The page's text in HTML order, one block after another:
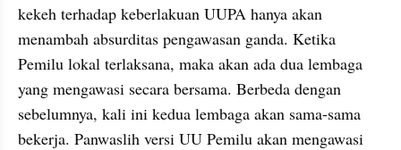
kekeh terhadap keberlakuan UUPA hanya akan
menambah absurditas pengawasan ganda. Ketika
Pemilu lokal terlaksana, maka akan ada dua lembaga
yang mengawasi secara bersama. Berbeda dengan
sebelumnya, kali ini kedua lembaga akan sama-sama
bekerja. Panwaslih versi UU Pemilu akan mengawasi